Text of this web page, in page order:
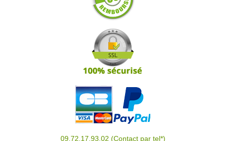
09.72.17.93.02 (Contact par tel*)